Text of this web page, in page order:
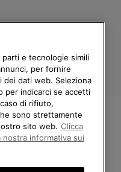
des Morgines, 12 1213
IN SOREL.
PAESE DI
e tecnologie simili
per fornire
dei dati web. Seleziona
per indicarci se accetti
di rifiuto,
sono strettamente
sito web. Clicca
informativa sui